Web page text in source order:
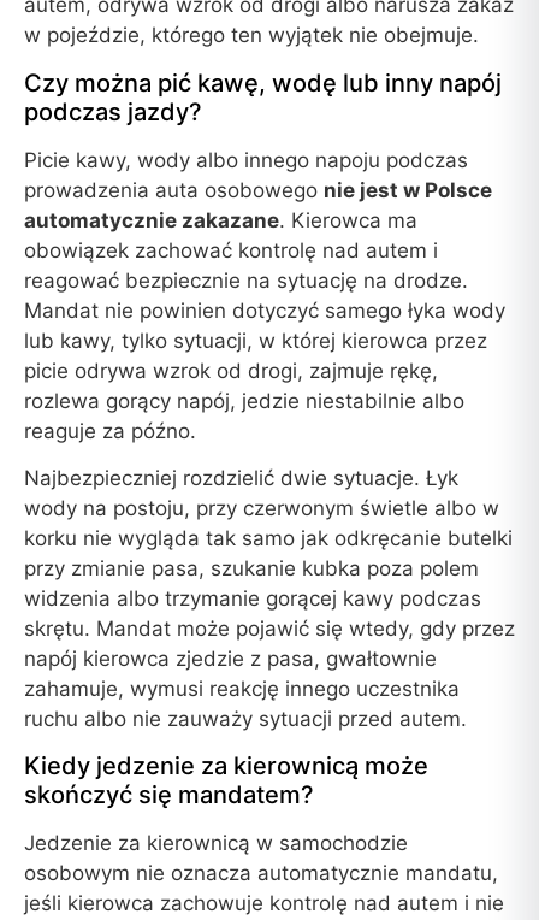
autem, odrywa wzrok od drogi albo narusza zakaz
w pojeździe, którego ten wyjątek nie obejmuje.
Czy można pić kawę, wodę lub inny napój
podczas jazdy?
Picie kawy, wody albo innego napoju podczas
prowadzenia auta osobowego nie jest w Polsce
automatycznie zakazane. Kierowca ma
obowiązek zachować kontrolę nad autem i
reagować bezpiecznie na sytuację na drodze.
Mandat nie powinien dotyczyć samego łyka wody
lub kawy, tylko sytuacji, w której kierowca przez
picie odrywa wzrok od drogi, zajmuje rękę,
rozlewa gorący napój, jedzie niestabilnie albo
reaguje za późno.
Najbezpieczniej rozdzielić dwie sytuacje. Łyk
wody na postoju, przy czerwonym świetle albo w
korku nie wygląda tak samo jak odkręcanie butelki
przy zmianie pasa, szukanie kubka poza polem
widzenia albo trzymanie gorącej kawy podczas
skrętu. Mandat może pojawić się wtedy, gdy przez
napój kierowca zjedzie z pasa, gwałtownie
zahamuje, wymusi reakcję innego uczestnika
ruchu albo nie zauważy sytuacji przed autem.
Kiedy jedzenie za kierownicą może
skończyć się mandatem?
Jedzenie za kierownicą w samochodzie
osobowym nie oznacza automatycznie mandatu,
jeśli kierowca zachowuje kontrolę nad autem i nie